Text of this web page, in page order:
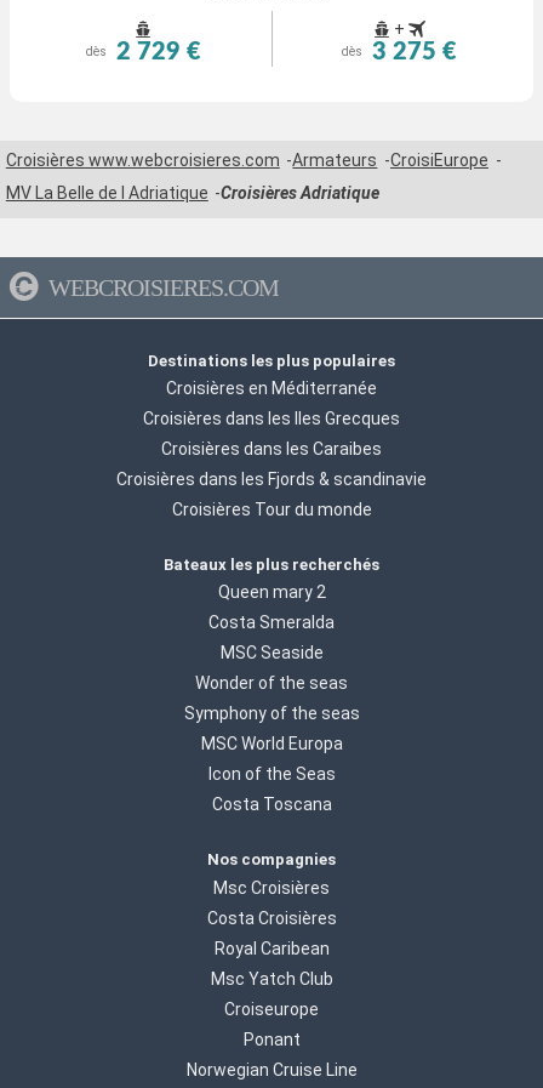
dès 2 729 €
+
dès 3 275 €
Croisières www.webcroisieres.com Armateurs
CroisiEurope
MV La Belle de l Adriatique
Croisières Adriatique
WEBCROISIERES.COM
Destinations les plus populaires
Croisières en Méditerranée
Croisières dans les Iles Grecques
Croisières dans les Caraibes
Croisières dans les Fjords & scandinavie
Croisières Tour du monde
Bateaux les plus recherchés
Queen mary 2
Costa Smeralda
MSC Seaside
Wonder of the seas
Symphony of the seas
MSC World Europa
Icon of the Seas
Costa Toscana
Nos compagnies
Msc Croisières
Costa Croisières
Royal Caribean
Msc Yatch Club
Croiseurope
Ponant
Norwegian Cruise Line